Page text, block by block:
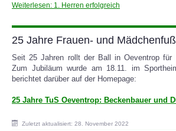
Weiterlesen: 1. Herren erfolgreich
25 Jahre Frauen- und
Seit 25 Jahren rollt der Ball in Oeventrop für
Zum Jubiläum wurde am 18.11. im
berichtet darüber auf der Homepage:
25 Jahre TuS Oeventrop: Beckenbauer und
Zuletzt aktualisiert: 28. November 2022